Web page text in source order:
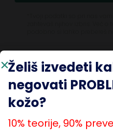
Želiš izvedeti
negovati
kožo?
10% teorije, 90%